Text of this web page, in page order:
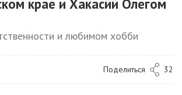
крае и Хакасии Олегом
и любимом хобби
Поделиться 32